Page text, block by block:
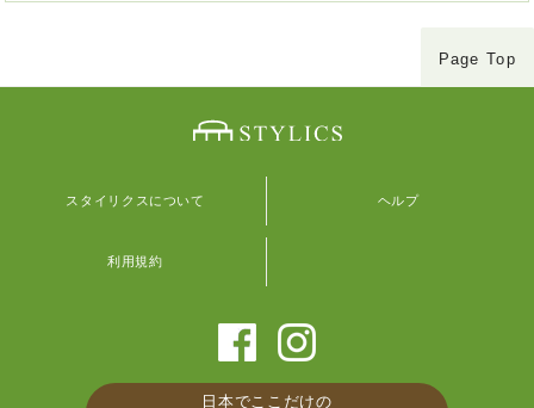
日本でここだけの
Page Top
スタイリクスについて ヘルプ
利用規約